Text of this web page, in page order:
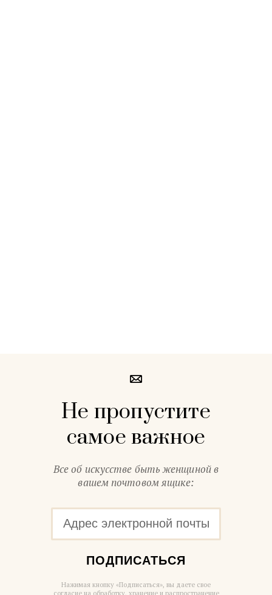
Не пропустите
самое важное
Все об искусстве быть женщиной в
вашем почтовом ящике:
ПОДПИСАТЬСЯ
Нажимая кнопку «Подписаться», вы даете свое
согласие на обработку, хранение и распространение